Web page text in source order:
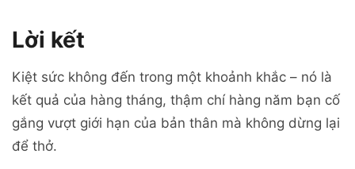
Lời kết
Kiệt sức không đến trong một khoảnh khắc – nó là
kết quả của hàng tháng, thậm chí hàng năm bạn cố
gắng vượt giới hạn của bản thân mà không dừng lại
để thở.